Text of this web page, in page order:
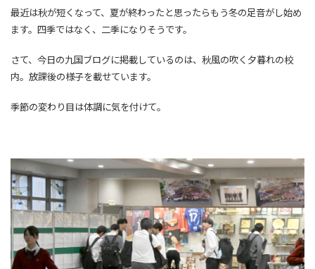
最近は秋が短くなって、夏が終わったと思ったらもう冬の足音がし始め
ます。四季ではなく、二季になりそうです。
さて、今日の九国ブログに掲載しているのは、秋風の吹く夕暮れの校
内。放課後の様子を載せています。
季節の変わり目は体調に気を付けて。